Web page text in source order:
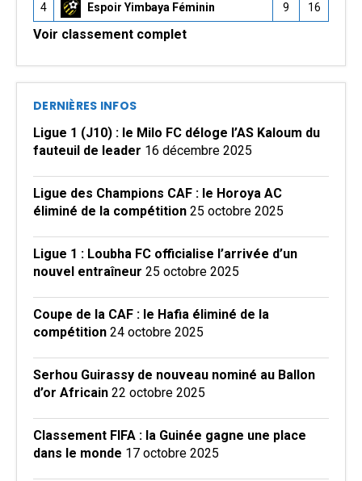
4 Espoir Yimbaya Féminin 9 16
Voir classement complet
DERNIÈRES INFOS
Ligue 1 (J10) : le Milo FC déloge l’AS Kaloum du
fauteuil de leader 16 décembre 2025
Ligue des Champions CAF : le Horoya AC
éliminé de la compétition 25 octobre 2025
Ligue 1 : Loubha FC officialise l’arrivée d’un
nouvel entraîneur 25 octobre 2025
Coupe de la CAF : le Hafia éliminé de la
compétition 24 octobre 2025
Serhou Guirassy de nouveau nominé au Ballon
d’or Africain 22 octobre 2025
Classement FIFA : la Guinée gagne une place
dans le monde 17 octobre 2025